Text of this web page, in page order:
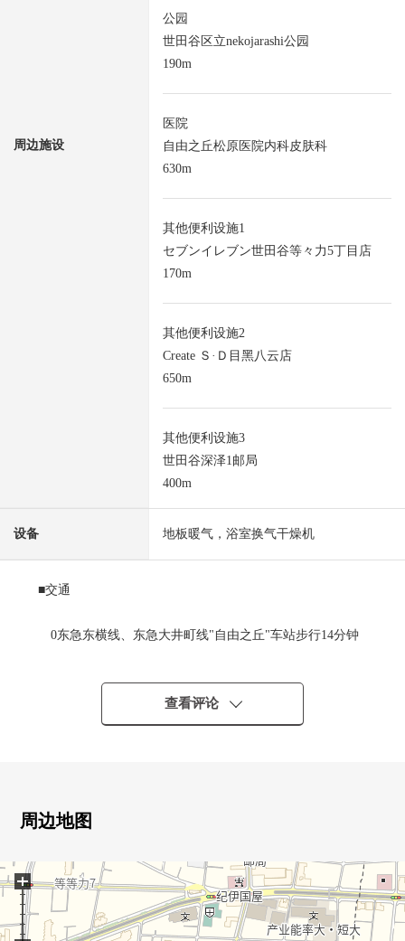
周边施设
公园
世田谷区立nekojarashi公园
190m
医院
自由之丘松原医院内科皮肤科
630m
其他便利设施1
セブンイレブン世田谷等々力5丁目店
170m
其他便利设施2
Create Ｓ·Ｄ目黑八云店
650m
其他便利设施3
世田谷深泽1邮局
400m
设备 地板暖气，浴室换气干燥机
■交通
0东急东横线、东急大井町线"自由之丘"车站步行14分钟
0明亮地有开放感觉的客厅
0在东方面向的三个西式房间是在采光之前的空间
0收藏壁橱或者收纳，充实
0味难以在房间指出的独立型厨房(约3.6张塌塌米)
0同水周围邻接，家务流迹线被想的容易使用的房型
查看评论
周边地图
+